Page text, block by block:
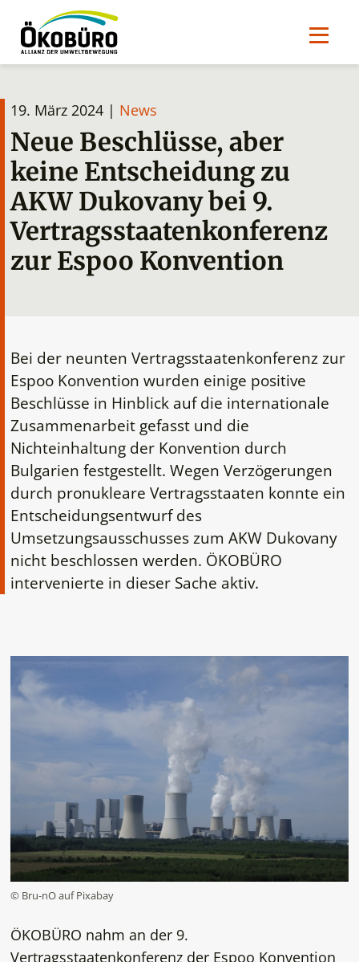
19. März 2024 | News
Neue Beschlüsse, aber
keine Entscheidung zu
AKW Dukovany bei 9.
Vertragsstaatenkonferenz
zur Espoo Konvention
Bei der neunten Vertragsstaatenkonferenz zur
Espoo Konvention wurden einige positive
Beschlüsse in Hinblick auf die internationale
Zusammenarbeit gefasst und die
Nichteinhaltung der Konvention durch
Bulgarien festgestellt. Wegen Verzögerungen
durch pronukleare Vertragsstaaten konnte ein
Entscheidungsentwurf des
Umsetzungsausschusses zum AKW Dukovany
nicht beschlossen werden. ÖKOBÜRO
intervenierte in dieser Sache aktiv.
© Bru-nO auf Pixabay
ÖKOBÜRO nahm an der 9.
Vertragsstaatenkonferenz der Espoo Konvention